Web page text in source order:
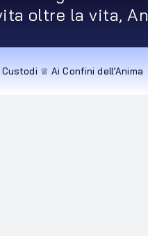
oltre la vita,
♕ Ai Confini dell’Anima